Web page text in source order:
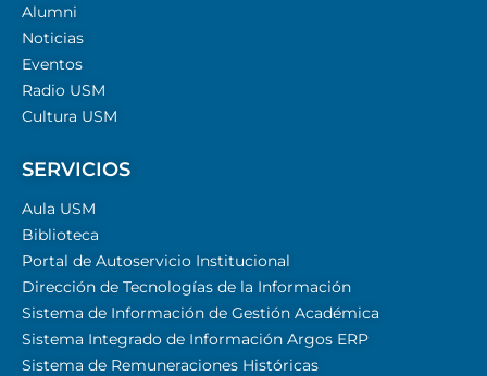
Alumni
Noticias
Eventos
Radio USM
Cultura USM
SERVICIOS
Aula USM
Biblioteca
Portal de Autoservicio Institucional
Dirección de Tecnologías de la Información
Sistema de Información de Gestión Académica
Sistema Integrado de Información Argos ERP
Sistema de Remuneraciones Históricas